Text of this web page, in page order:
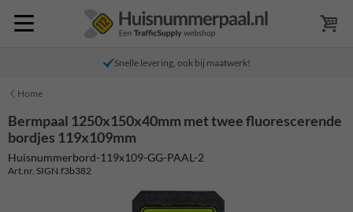
Snelle levering, ook bij maatwerk!
Home
Bermpaal 1250x150x40mm met twee fluorescerende
bordjes 119x109mm
Huisnummerbord-119x109-GG-PAAL-2
Art.nr. SIGN.f3b382